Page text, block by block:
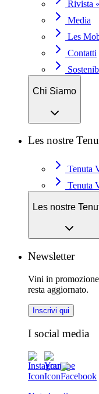
Rivista
Media
Les
Contatti
Chi Siamo
Les nostre
Tenuta
Tenuta
Les nostre
Newsletter
Vini in
resta aggiornato.
Inscrivi qui
I social media